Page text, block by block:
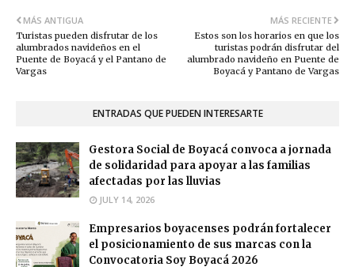
MÁS RECIENTE
Estos son los horarios en que los
turistas podrán disfrutar del
alumbrado navideño en Puente de
Boyacá y Pantano de Vargas
MÁS ANTIGUA
Turistas pueden disfrutar de los
alumbrados navideños en el
Puente de Boyacá y el Pantano de
Vargas
ENTRADAS QUE PUEDEN INTERESARTE
Gestora Social de Boyacá convoca a jornada
de solidaridad para apoyar a las familias
afectadas por las lluvias
JULY 14, 2026
Empresarios boyacenses podrán fortalecer
el posicionamiento de sus marcas con la
Convocatoria Soy Boyacá 2026